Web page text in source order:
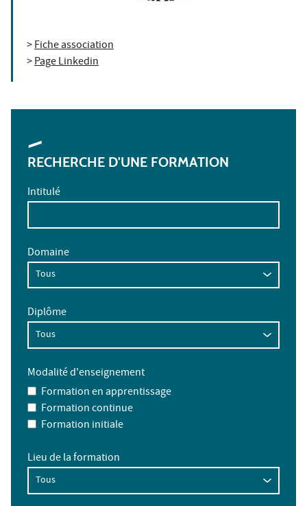
>Fiche association
>Page Linkedin
RECHERCHE D'UNE FORMATION
Intitulé
Domaine
Diplôme
Modalité d'enseignement
Formation en apprentissage
Formation continue
Formation initiale
Lieu de la formation